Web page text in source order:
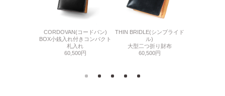
CORDOVAN(コードバン)
BOX小銭入れ付きコンパクト
札入れ
60,500円
THIN BRIDLE(シンブライド
ル)
大型二つ折り財布
60,500円